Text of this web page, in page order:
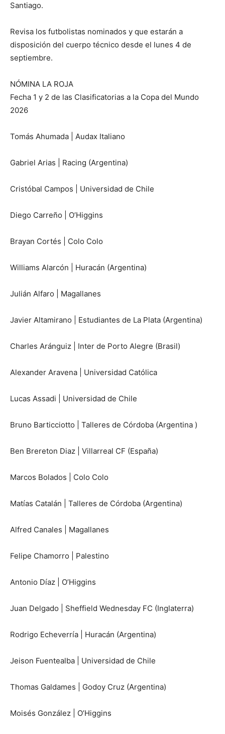
Santiago.
Revisa los futbolistas nominados y que estarán a
disposición del cuerpo técnico desde el lunes 4 de
septiembre.
NÓMINA LA ROJA
Fecha 1 y 2 de las Clasificatorias a la Copa del Mundo
2026
Tomás Ahumada | Audax Italiano
Gabriel Arias | Racing (Argentina)
Cristóbal Campos | Universidad de Chile
Diego Carreño | O’Higgins
Brayan Cortés | Colo Colo
Williams Alarcón | Huracán (Argentina)
Julián Alfaro | Magallanes
Javier Altamirano | Estudiantes de La Plata (Argentina)
Charles Aránguiz | Inter de Porto Alegre (Brasil)
Alexander Aravena | Universidad Católica
Lucas Assadi | Universidad de Chile
Bruno Barticciotto | Talleres de Córdoba (Argentina )
Ben Brereton Diaz | Villarreal CF (España)
Marcos Bolados | Colo Colo
Matías Catalán | Talleres de Córdoba (Argentina)
Alfred Canales | Magallanes
Felipe Chamorro | Palestino
Antonio Díaz | O’Higgins
Juan Delgado | Sheffield Wednesday FC (Inglaterra)
Rodrigo Echeverría | Huracán (Argentina)
Jeison Fuentealba | Universidad de Chile
Thomas Galdames | Godoy Cruz (Argentina)
Moisés González | O’Higgins